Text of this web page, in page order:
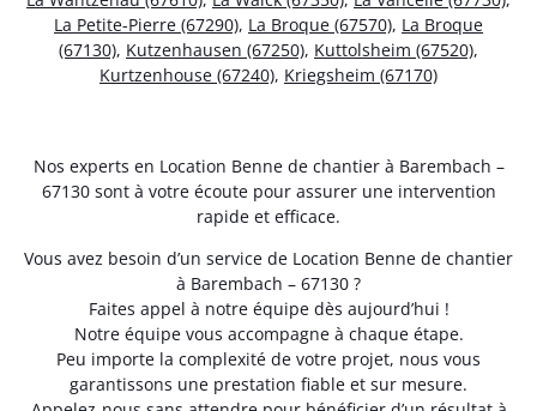
La Petite-Pierre (67290), La Broque (67570), La Broque
(67130), Kutzenhausen (67250), Kuttolsheim (67520),
Kurtzenhouse (67240), Kriegsheim (67170)
Nos experts en Location Benne de chantier à Barembach –
67130 sont à votre écoute pour assurer une intervention
rapide et efficace.
Vous avez besoin d’un service de Location Benne de chantier
à Barembach – 67130 ?
Faites appel à notre équipe dès aujourd’hui !
Notre équipe vous accompagne à chaque étape.
Peu importe la complexité de votre projet, nous vous
garantissons une prestation fiable et sur mesure.